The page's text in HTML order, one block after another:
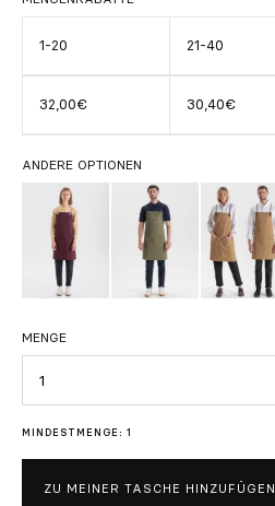
1-20 21-40
32,00€ 30,40€
ANDERE OPTIONEN
MENGE
Menge
MINDESTMENGE: 1
ZU MEINER TASCHE HINZUFÜGEN